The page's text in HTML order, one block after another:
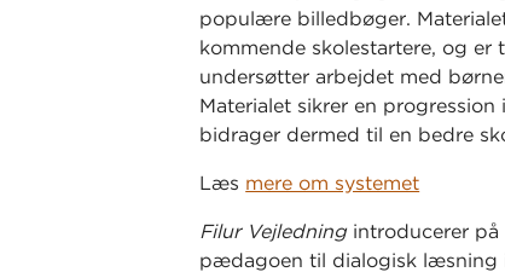
populære billedbøger.
kommende skolestartere, og
undersøtter arbejdet med
Materialet sikrer en
bidrager dermed til en bedre
Læs mere om systemet
Filur Vejledningintroducerer på
pædagoen til dialogisk læsning